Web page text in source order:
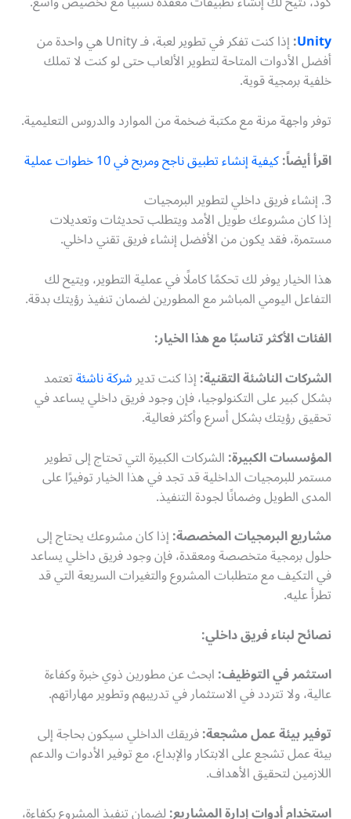
Unity
: إذا كنت تفكر في تطوير لعبة، فـ Unity هي واحدة من
أفضل الأدوات المتاحة لتطوير الألعاب حتى لو كنت لا تملك
خلفية برمجية قوية.
توفر واجهة مرنة مع مكتبة ضخمة من الموارد والدروس التعليمية.
اقرأ أيضاً:كيفية إنشاء تطبيق ناجح ومربح في 10 خطوات عملية
3. إنشاء فريق داخلي لتطوير البرمجيات
إذا كان مشروعك طويل الأمد ويتطلب تحديثات وتعديلات
مستمرة، فقد يكون من الأفضل إنشاء فريق تقني داخلي.
هذا الخيار يوفر لك تحكمًا كاملًا في عملية التطوير، ويتيح لك
التفاعل اليومي المباشر مع المطورين لضمان تنفيذ رؤيتك بدقة.
الفئات الأكثر تناسبًا مع هذا الخيار:
الشركات الناشئة التقنية:إذا كنت تديرشركة ناشئةتعتمد
بشكل كبير على التكنولوجيا، فإن وجود فريق داخلي يساعد في
تحقيق رؤيتك بشكل أسرع وأكثر فعالية.
المؤسسات الكبيرة:الشركات الكبيرة التي تحتاج إلى تطوير
مستمر للبرمجيات الداخلية قد تجد في هذا الخيار توفيرًا على
المدى الطويل وضمانًا لجودة التنفيذ.
مشاريع البرمجيات المخصصة:إذا كان مشروعك يحتاج إلى
حلول برمجية متخصصة ومعقدة، فإن وجود فريق داخلي يساعد
في التكيف مع متطلبات المشروع والتغيرات السريعة التي قد
تطرأ عليه.
نصائح لبناء فريق داخلي:
استثمر في التوظيف:ابحث عن مطورين ذوي خبرة وكفاءة
عالية، ولا تتردد في الاستثمار في تدريبهم وتطوير مهاراتهم.
توفير بيئة عمل مشجعة:فريقك الداخلي سيكون بحاجة إلى
بيئة عمل تشجع على الابتكار والإبداع، مع توفير الأدوات والدعم
اللازمين لتحقيق الأهداف.
استخدام أدوات إدارة المشاريع:لضمان تنفيذ المشروع بكفاءة،